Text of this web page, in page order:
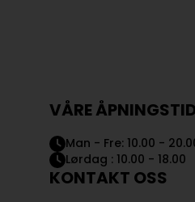
VÅRE
Man - Fre: 10.00 -
Lørdag : 10.00 - 18.00
KONTAKT OSS